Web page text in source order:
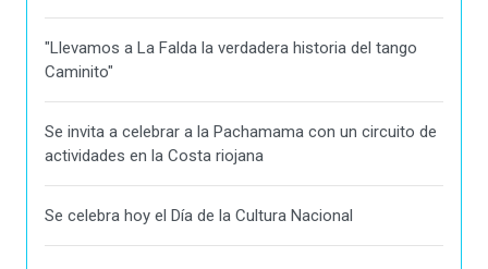
"Llevamos a La Falda la verdadera historia del tango
Caminito"
Se invita a celebrar a la Pachamama con un circuito de
actividades en la Costa riojana
Se celebra hoy el Día de la Cultura Nacional